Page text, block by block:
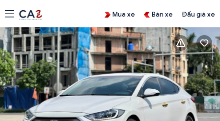
Mua xe Bán xe Đấu giá xe